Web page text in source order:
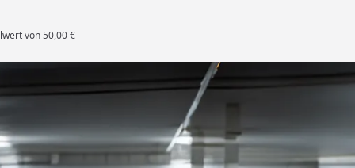
von 50,00 €